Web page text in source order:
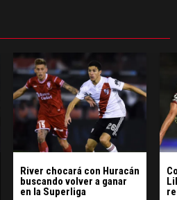
River chocará con Huracán
buscando volver a ganar
en la Superliga